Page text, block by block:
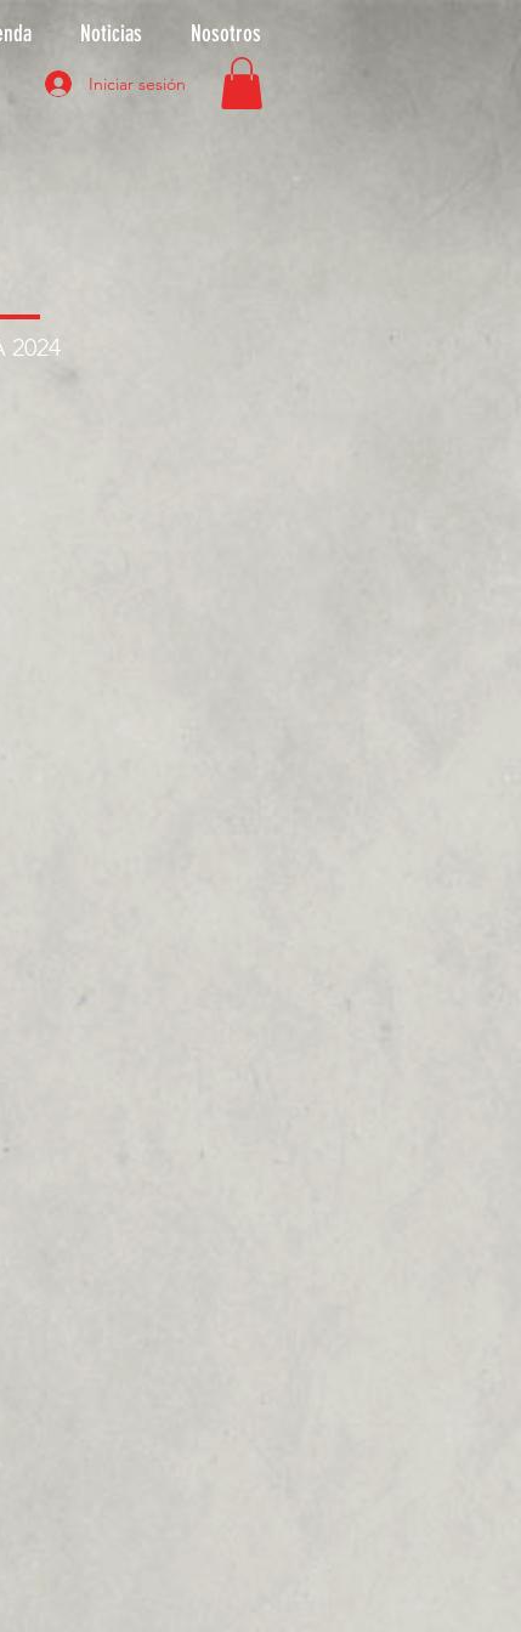
Noticias Nosotros
Iniciar sesión
2024